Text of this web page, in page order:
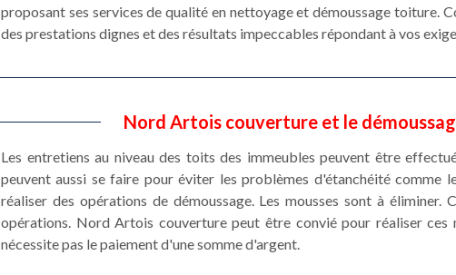
proposant ses services de qualité en nettoyage et démoussage toiture.
des prestations dignes et des résultats impeccables répondant à vos
Nord Artois couverture et le
Les entretiens au niveau des toits des immeubles peuvent être
peuvent aussi se faire pour éviter les problèmes d'étanchéité
réaliser des opérations de démoussage. Les mousses sont à
opérations. Nord Artois couverture peut être convié pour réaliser
nécessite pas le paiement d'une somme d'argent.